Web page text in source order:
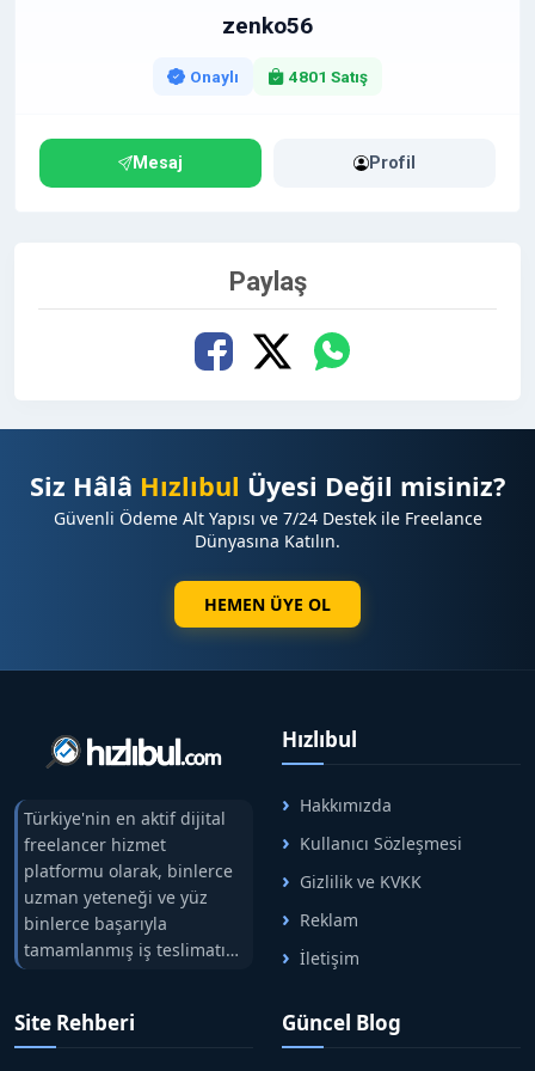
zenko56
Onaylı 4801 Satış
Mesaj Profil
Paylaş
Siz Hâlâ Hızlıbul Üyesi Değil misiniz?
Güvenli Ödeme Alt Yapısı ve 7/24 Destek ile Freelance
Dünyasına Katılın.
HEMEN ÜYE OL
Türkiye'nin en aktif dijital
freelancer hizmet
platformu olarak, binlerce
uzman yeteneği ve yüz
binlerce başarıyla
tamamlanmış iş teslimatını
tek çatıda buluşturuyoruz.
arasındaki süreci risksiz
alışveriş sistemi ile koruyan
Hızlıbul
Hakkımızda
Kullanıcı Sözleşmesi
Gizlilik ve KVKK
Reklam
İletişim
Site Rehberi Güncel Blog